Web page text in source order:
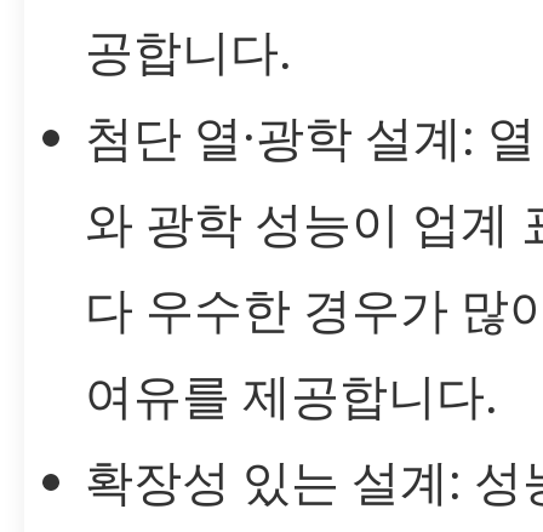
공합니다.
첨단 열·광학 설계:
와 광학 성능이 업계
다 우수한 경우가 많
여유를 제공합니다.
확장성 있는 설계: 성